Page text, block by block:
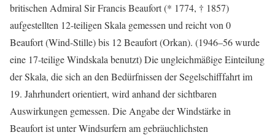
britischen Admiral Sir Francis Beaufort (* 1774, † 1857)
aufgestellten 12-teiligen Skala gemessen und reicht von 0
Beaufort (Wind-Stille) bis 12 Beaufort (Orkan). (1946–56 wurde
eine 17-teilige Windskala benutzt) Die ungleichmäßige Einteilung
der Skala, die sich an den Bedürfnissen der Segelschifffahrt im
19. Jahrhundert orientiert, wird anhand der sichtbaren
Auswirkungen gemessen. Die Angabe der Windstärke in
Beaufort ist unter Windsurfern am gebräuchlichsten